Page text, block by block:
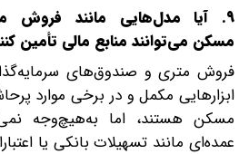
۹. آیا مدل‌هایی مانند فروش
مسکن می‌توانند منابع مالی تأمین
فروش متری و صندوق‌های
ابزارهایی مکمل و در برخی موارد
مسکن هستند، اما به‌هیچ‌وجه
عمده‌ای مانند تسهیلات بانکی یا